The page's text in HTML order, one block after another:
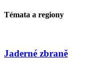
Témata a regiony
Jaderné zbraně